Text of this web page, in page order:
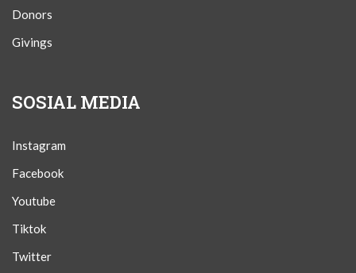
Donors
Givings
SOSIAL MEDIA
Instagram
Facebook
Youtube
Tiktok
Twitter